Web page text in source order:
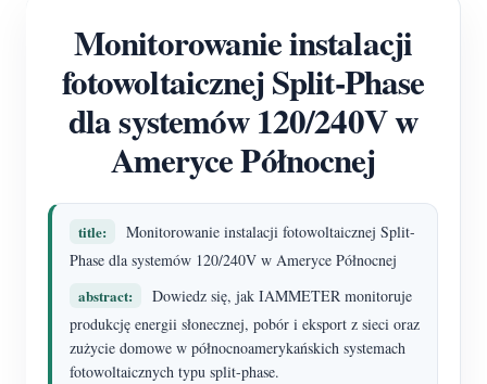
(WEM2067)
Trójfazowy licznik energii Wi-Fi (WEM3080T)
Trójfazowy licznik energii Wi-Fi (WEM3046T)
Trójfazowy licznik energii Wi-Fi (WEM3050T)
Kontroler mocy WiFi
IAMMETER Cloud Pro
Ładowarka EV
Symulator IAMMETER
Monitorowanie instalacji
fotowoltaicznej Split-Phase
dla systemów 120/240V w
Ameryce Północnej
title:
Monitorowanie instalacji fotowoltaicznej Split-
Phase dla systemów 120/240V w Ameryce Północnej
abstract:
Dowiedz się, jak IAMMETER monitoruje
produkcję energii słonecznej, pobór i eksport z sieci oraz
zużycie domowe w północnoamerykańskich systemach
fotowoltaicznych typu split-phase.